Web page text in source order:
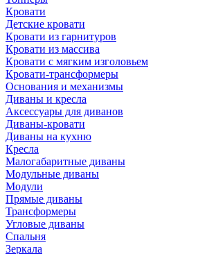
Кровати
Детские кровати
Кровати из гарнитуров
Кровати из массива
Кровати с мягким изголовьем
Кровати-трансформеры
Основания и механизмы
Диваны и кресла
Аксессуары для диванов
Диваны-кровати
Диваны на кухню
Кресла
Малогабаритные диваны
Модульные диваны
Модули
Прямые диваны
Трансформеры
Угловые диваны
Спальня
Зеркала